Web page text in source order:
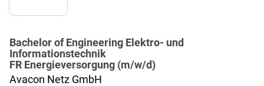
Bachelor of Engineering Elektro- und
Informationstechnik
FR Energieversorgung (m/w/d)
Avacon Netz GmbH